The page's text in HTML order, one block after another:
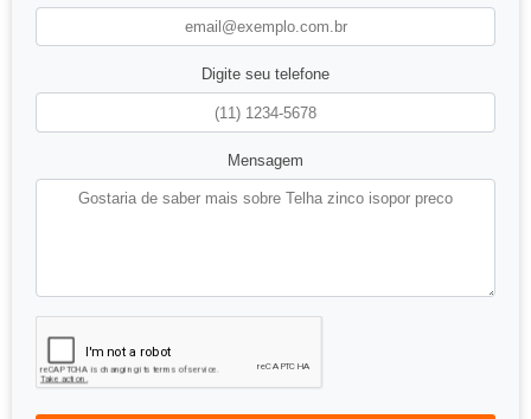
Digite seu telefone
Mensagem